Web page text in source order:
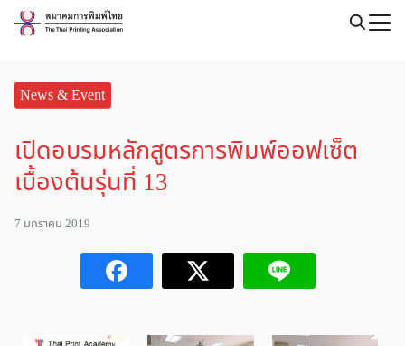
Skip
News & Event
เปิดอบรมหลักสูตรการพิมพ์ออฟเซ็ต
เบื้องต้นรุ่นที่ 13
7 มกราคม 2019